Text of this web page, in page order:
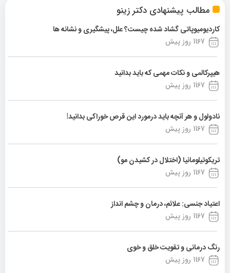
مطالب پیشنهادی دکتر زینو
کاردیومیوپاتی گشاد شده چیست؟ علل، پیشگیری و نشانه ها
1167 روز پیش
هیپرکالمی و نکات مهمی که باید بدانید
1167 روز پیش
نادولول و هر آنچه باید درمورد این قرص خوراکی بدانید!
1167 روز پیش
تریکوتیلومانیا (اختلال در کشیدن مو)
1167 روز پیش
اعتیاد جنسی: علائم، درمان و چشم انداز
1167 روز پیش
رنگ درمانی و تقویت خلق و خوی
1167 روز پیش